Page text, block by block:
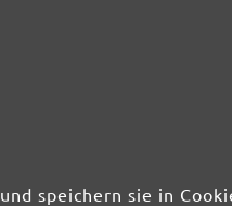
speichern sie in